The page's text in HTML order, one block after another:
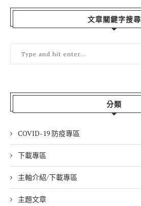
文章關鍵字搜尋
分類
COVID-19 防疫專區
下載專區
主軸介紹/下載專區
主題文章